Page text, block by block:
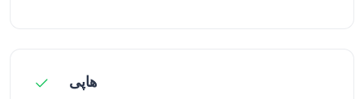
هاپی